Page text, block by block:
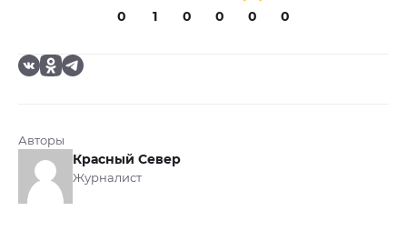
0 1 0 0 0 0
Авторы
Красный Север
Журналист